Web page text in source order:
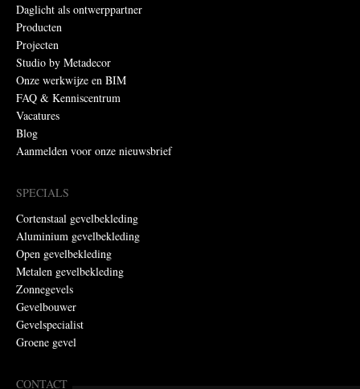
Daglicht als ontwerppartner
Producten
Projecten
Studio by Metadecor
Onze werkwijze en BIM
FAQ & Kenniscentrum
Vacatures
Blog
Aanmelden voor onze nieuwsbrief
SPECIALS
Cortenstaal gevelbekleding
Aluminium gevelbekleding
Open gevelbekleding
Metalen gevelbekleding
Zonnegevels
Gevelbouwer
Gevelspecialist
Groene gevel
CONTACT